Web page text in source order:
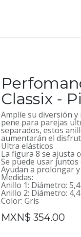
Classix -
Amplíe su diversión y
pene para parejas
separados, estos
aumentarán el
Ultra elásticos
La figura 8 se ajusta
Se puede usar
Ayudan a prolongar
Medidas:
Anillo 1: Diámetro:
Anillo 2: Diámetro:
Color: Gris
MXN$ 354.00